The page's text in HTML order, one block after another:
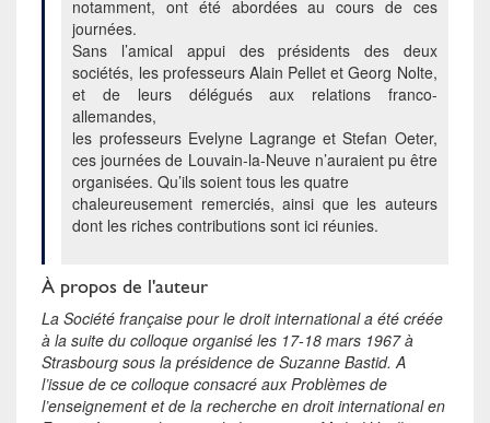
notamment, ont été abordées au cours de ces
journées.
Sans l’amical appui des présidents des deux
sociétés, les professeurs Alain Pellet et Georg Nolte,
et de leurs délégués aux relations franco-
allemandes,
les professeurs Evelyne Lagrange et Stefan Oeter,
ces journées de Louvain-la-Neuve n’auraient pu être
organisées. Qu’ils soient tous les quatre
chaleureusement remerciés, ainsi que les auteurs
dont les riches contributions sont ici réunies.
À propos de l'auteur
La Société française pour le droit international a été créée
à la suite du colloque organisé les 17-18 mars 1967 à
Strasbourg sous la présidence de Suzanne Bastid. A
l’issue de ce colloque consacré aux Problèmes de
l’enseignement et de la recherche en droit international en